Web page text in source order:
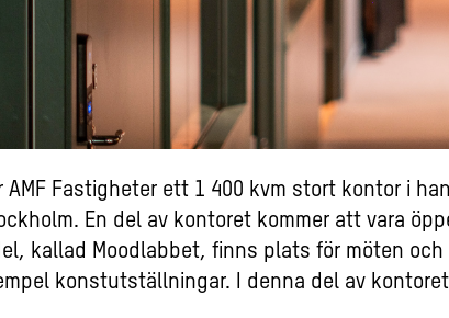
AMF Fastigheter ett 1 400 kvm stort kontor i
En del av kontoret kommer att vara
kallad Moodlabbet, finns plats för möten
konstutställningar. I denna del av